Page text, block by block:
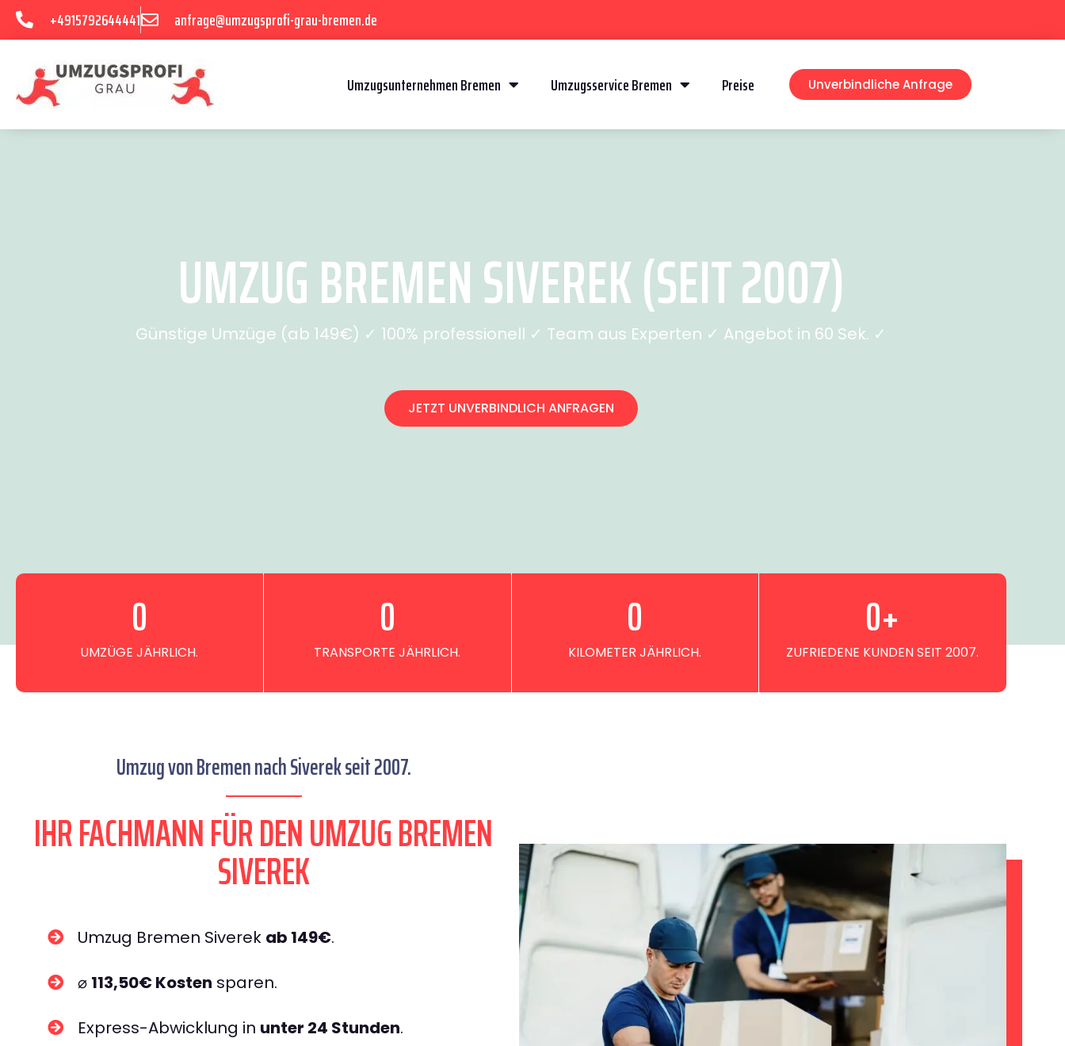
+4915792644441 anfrage@umzugsprofi-grau-bremen.de
Umzugsunternehmen Bremen Umzugsservice Bremen Preise Unverbindliche Anfrage
UMZUG BREMEN SIVEREK (SEIT 2007)
Günstige Umzüge (ab 149€) ✓ 100% professionell ✓ Team aus Experten ✓ Angebot in 60 Sek. ✓
JETZT UNVERBINDLICH ANFRAGEN
UMZÜGE JÄHRLICH.
0
TRANSPORTE JÄHRLICH.
0
KILOMETER JÄHRLICH.
0
ZUFRIEDENE KUNDEN SEIT 2007.
0+
Umzug von Bremen nach Siverek seit 2007.
IHR FACHMANN FÜR DEN UMZUG BREMEN
SIVEREK
Umzug Bremen Siverek ab 149€.
⌀ 113,50€ Kosten sparen.
Express-Abwicklung in unter 24 Stunden.